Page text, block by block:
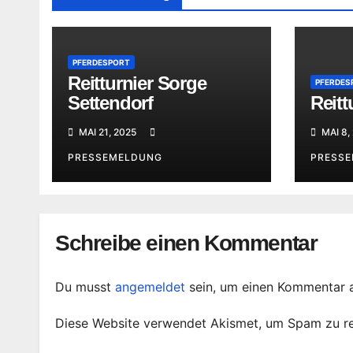
PFERDESPORT
Reitturnier Sorge
Settendorf
MAI 21, 2025
PRESSEMELDUNG
MAI 8,
Schreibe einen Kommentar
Du musst angemeldet sein, um einen Kommentar
Diese Website verwendet Akismet, um Spam zu